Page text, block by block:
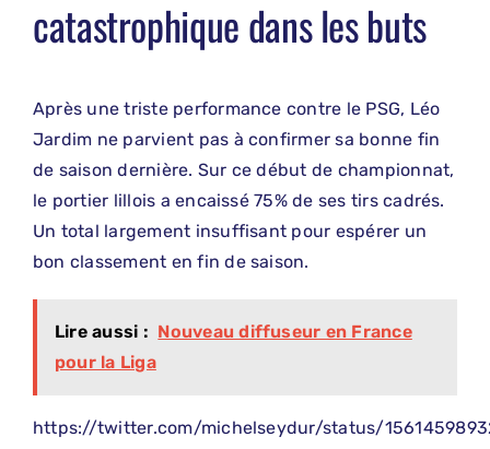
catastrophique dans les buts
Après une triste performance contre le PSG, Léo
Jardim ne parvient pas à confirmer sa bonne fin
de saison dernière. Sur ce début de championnat,
le portier lillois a encaissé 75% de ses tirs cadrés.
Un total largement insuffisant pour espérer un
bon classement en fin de saison.
Lire aussi : Nouveau diffuseur en France
pour la Liga
https://twitter.com/michelseydur/status/